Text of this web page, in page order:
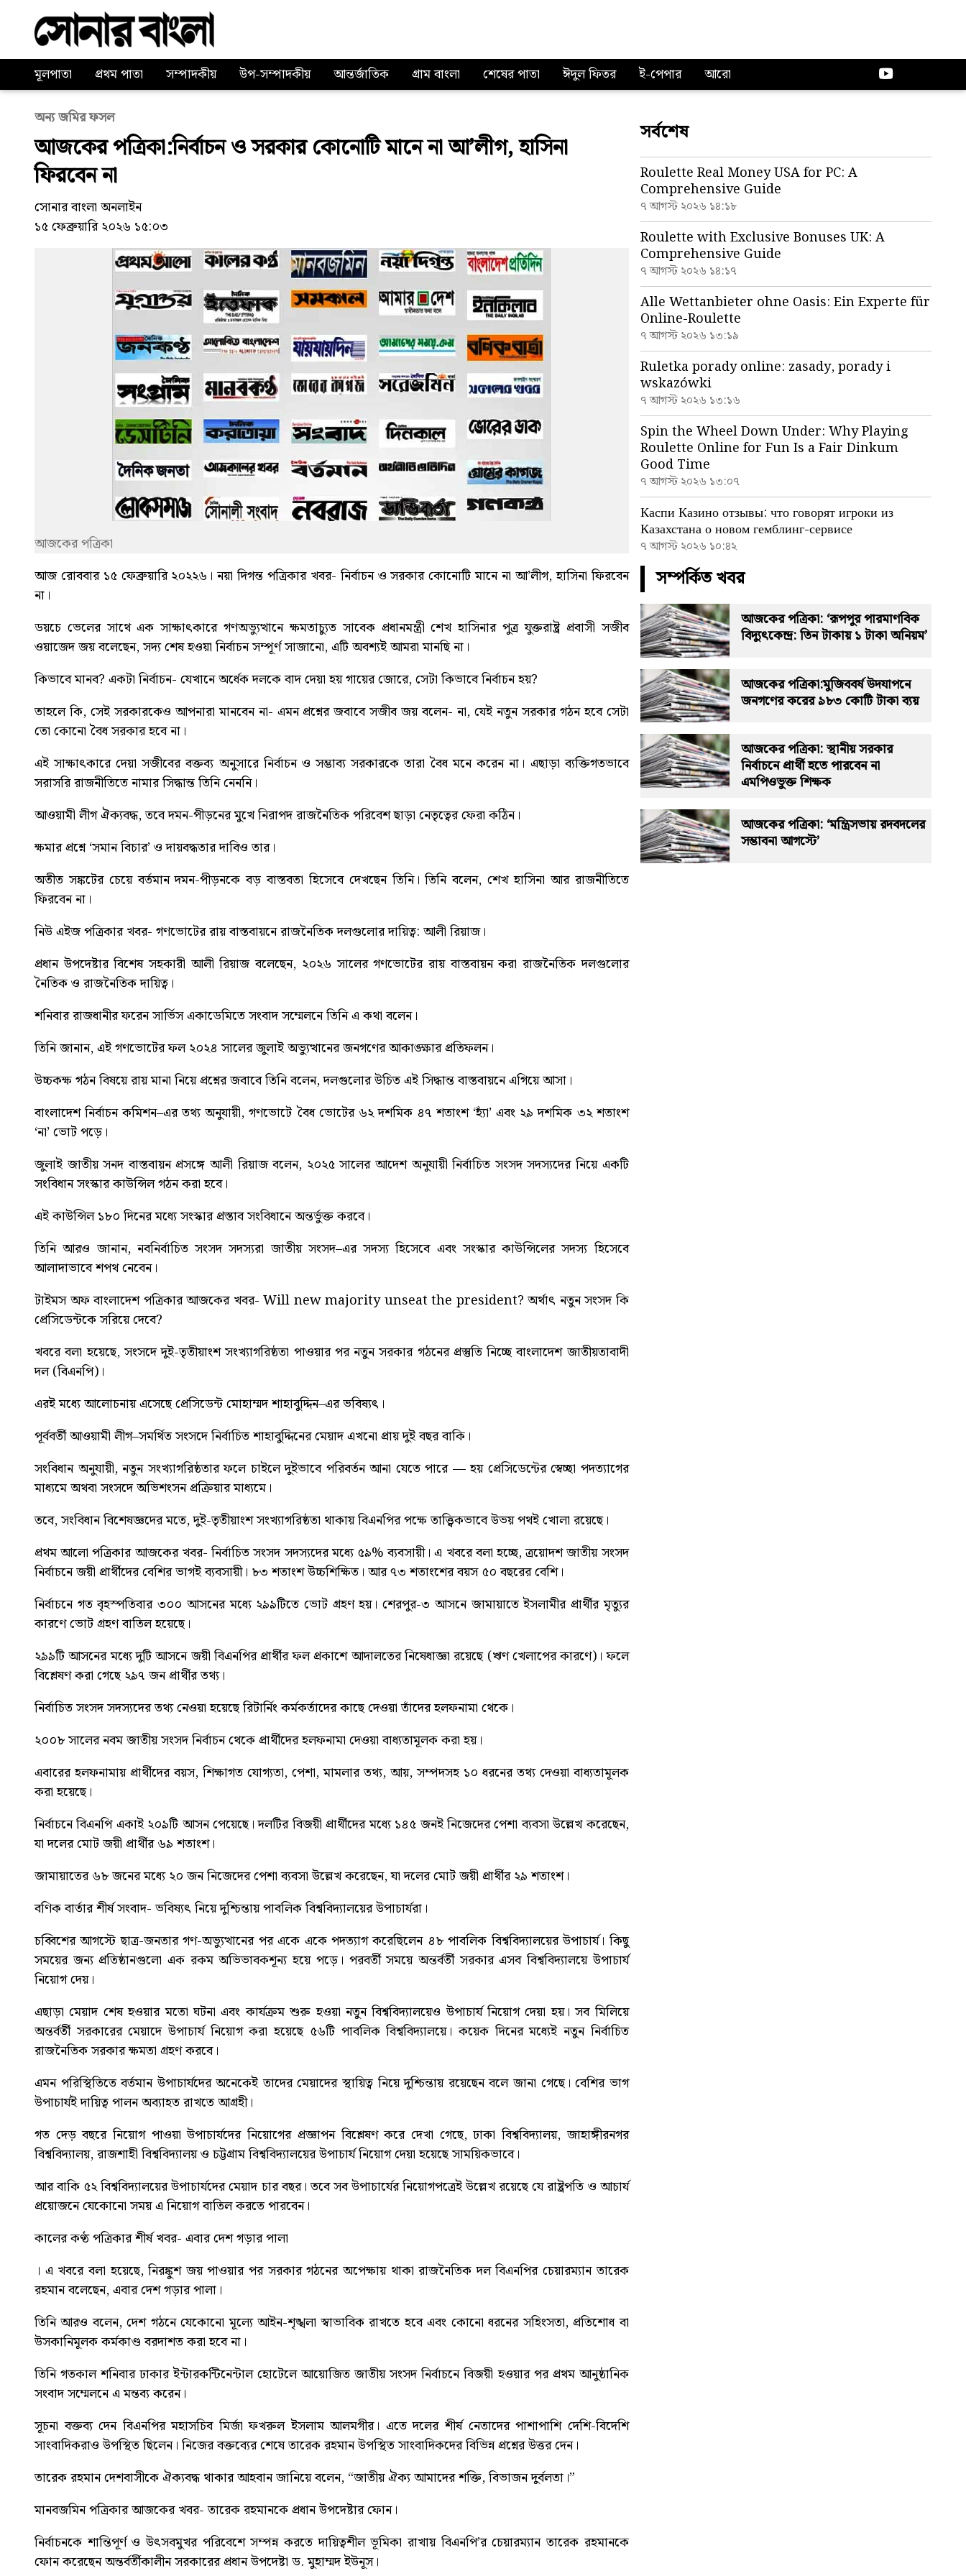
মূলপাতা প্রথম পাতা সম্পাদকীয় উপ-সম্পাদকীয় আন্তর্জাতিক গ্রাম বাংলা শেষের পাতা ঈদুল ফিতর ই-পেপার আরো
অন্য জমির ফসল
আজকের পত্রিকা:নির্বাচন ও সরকার কোনোটি মানে না আ’লীগ, হাসিনা
ফিরবেন না
সোনার বাংলা অনলাইন
১৫ ফেব্রুয়ারি ২০২৬ ১৫:০৩
আজকের পত্রিকা
আজ রোববার ১৫ ফেব্রুয়ারি ২০২২৬। নয়া দিগন্ত পত্রিকার খবর- নির্বাচন ও সরকার কোনোটি মানে না আ’লীগ, হাসিনা ফিরবেন
না।
ডয়চে ভেলের সাথে এক সাক্ষাৎকারে গণঅভ্যুত্থানে ক্ষমতাচ্যুত সাবেক প্রধানমন্ত্রী শেখ হাসিনার পুত্র যুক্তরাষ্ট্র প্রবাসী সজীব
ওয়াজেদ জয় বলেছেন, সদ্য শেষ হওয়া নির্বাচন সম্পূর্ণ সাজানো, এটি অবশ্যই আমরা মানছি না।
কিভাবে মানব? একটা নির্বাচন- যেখানে অর্ধেক দলকে বাদ দেয়া হয় গায়ের জোরে, সেটা কিভাবে নির্বাচন হয়?
তাহলে কি, সেই সরকারকেও আপনারা মানবেন না- এমন প্রশ্নের জবাবে সজীব জয় বলেন- না, যেই নতুন সরকার গঠন হবে সেটা
তো কোনো বৈধ সরকার হবে না।
এই সাক্ষাৎকারে দেয়া সজীবের বক্তব্য অনুসারে নির্বাচন ও সম্ভাব্য সরকারকে তারা বৈধ মনে করেন না। এছাড়া ব্যক্তিগতভাবে
সরাসরি রাজনীতিতে নামার সিদ্ধান্ত তিনি নেননি।
আওয়ামী লীগ ঐক্যবদ্ধ, তবে দমন-পীড়নের মুখে নিরাপদ রাজনৈতিক পরিবেশ ছাড়া নেতৃত্বের ফেরা কঠিন।
ক্ষমার প্রশ্নে ‘সমান বিচার’ ও দায়বদ্ধতার দাবিও তার।
অতীত সঙ্কটের চেয়ে বর্তমান দমন-পীড়নকে বড় বাস্তবতা হিসেবে দেখছেন তিনি। তিনি বলেন, শেখ হাসিনা আর রাজনীতিতে
ফিরবেন না।
নিউ এইজ পত্রিকার খবর- গণভোটের রায় বাস্তবায়নে রাজনৈতিক দলগুলোর দায়িত্ব: আলী রিয়াজ।
প্রধান উপদেষ্টার বিশেষ সহকারী আলী রিয়াজ বলেছেন, ২০২৬ সালের গণভোটের রায় বাস্তবায়ন করা রাজনৈতিক দলগুলোর
নৈতিক ও রাজনৈতিক দায়িত্ব।
শনিবার রাজধানীর ফরেন সার্ভিস একাডেমিতে সংবাদ সম্মেলনে তিনি এ কথা বলেন।
তিনি জানান, এই গণভোটের ফল ২০২৪ সালের জুলাই অভ্যুত্থানের জনগণের আকাঙ্ক্ষার প্রতিফলন।
উচ্চকক্ষ গঠন বিষয়ে রায় মানা নিয়ে প্রশ্নের জবাবে তিনি বলেন, দলগুলোর উচিত এই সিদ্ধান্ত বাস্তবায়নে এগিয়ে আসা।
বাংলাদেশ নির্বাচন কমিশন–এর তথ্য অনুযায়ী, গণভোটে বৈধ ভোটের ৬২ দশমিক ৪৭ শতাংশ ‘হ্যাঁ’ এবং ২৯ দশমিক ৩২ শতাংশ
‘না’ ভোট পড়ে।
জুলাই জাতীয় সনদ বাস্তবায়ন প্রসঙ্গে আলী রিয়াজ বলেন, ২০২৫ সালের আদেশ অনুযায়ী নির্বাচিত সংসদ সদস্যদের নিয়ে একটি
সংবিধান সংস্কার কাউন্সিল গঠন করা হবে।
এই কাউন্সিল ১৮০ দিনের মধ্যে সংস্কার প্রস্তাব সংবিধানে অন্তর্ভুক্ত করবে।
তিনি আরও জানান, নবনির্বাচিত সংসদ সদস্যরা জাতীয় সংসদ–এর সদস্য হিসেবে এবং সংস্কার কাউন্সিলের সদস্য হিসেবে
আলাদাভাবে শপথ নেবেন।
টাইমস অফ বাংলাদেশ পত্রিকার আজকের খবর-Will new majority unseat the president?অর্থাৎ নতুন সংসদ কি
প্রেসিডেন্টকে সরিয়ে দেবে?
খবরে বলা হয়েছে, সংসদে দুই-তৃতীয়াংশ সংখ্যাগরিষ্ঠতা পাওয়ার পর নতুন সরকার গঠনের প্রস্তুতি নিচ্ছে বাংলাদেশ জাতীয়তাবাদী
দল (বিএনপি)।
এরই মধ্যে আলোচনায় এসেছে প্রেসিডেন্ট মোহাম্মদ শাহাবুদ্দিন–এর ভবিষ্যৎ।
পূর্ববর্তী আওয়ামী লীগ–সমর্থিত সংসদে নির্বাচিত শাহাবুদ্দিনের মেয়াদ এখনো প্রায় দুই বছর বাকি।
সংবিধান অনুযায়ী, নতুন সংখ্যাগরিষ্ঠতার ফলে চাইলে দুইভাবে পরিবর্তন আনা যেতে পারে — হয় প্রেসিডেন্টের স্বেচ্ছা পদত্যাগের
মাধ্যমে অথবা সংসদে অভিশংসন প্রক্রিয়ার মাধ্যমে।
তবে, সংবিধান বিশেষজ্ঞদের মতে, দুই-তৃতীয়াংশ সংখ্যাগরিষ্ঠতা থাকায় বিএনপির পক্ষে তাত্ত্বিকভাবে উভয় পথই খোলা রয়েছে।
প্রথম আলো পত্রিকার আজকের খবর-নির্বাচিত সংসদ সদস্যদের মধ্যে ৫৯% ব্যবসায়ী। এ খবরে বলা হচ্ছে, ত্রয়োদশ জাতীয় সংসদ
নির্বাচনে জয়ী প্রার্থীদের বেশির ভাগই ব্যবসায়ী। ৮৩ শতাংশ উচ্চশিক্ষিত। আর ৭৩ শতাংশের বয়স ৫০ বছরের বেশি।
নির্বাচনে গত বৃহস্পতিবার ৩০০ আসনের মধ্যে ২৯৯টিতে ভোট গ্রহণ হয়। শেরপুর-৩ আসনে জামায়াতে ইসলামীর প্রার্থীর মৃত্যুর
কারণে ভোট গ্রহণ বাতিল হয়েছে।
২৯৯টি আসনের মধ্যে দুটি আসনে জয়ী বিএনপির প্রার্থীর ফল প্রকাশে আদালতের নিষেধাজ্ঞা রয়েছে (ঋণ খেলাপের কারণে)। ফলে
বিশ্লেষণ করা গেছে ২৯৭ জন প্রার্থীর তথ্য।
নির্বাচিত সংসদ সদস্যদের তথ্য নেওয়া হয়েছে রিটার্নিং কর্মকর্তাদের কাছে দেওয়া তাঁদের হলফনামা থেকে।
২০০৮ সালের নবম জাতীয় সংসদ নির্বাচন থেকে প্রার্থীদের হলফনামা দেওয়া বাধ্যতামূলক করা হয়।
এবারের হলফনামায় প্রার্থীদের বয়স, শিক্ষাগত যোগ্যতা, পেশা, মামলার তথ্য, আয়, সম্পদসহ ১০ ধরনের তথ্য দেওয়া বাধ্যতামূলক
করা হয়েছে।
নির্বাচনে বিএনপি একাই ২০৯টি আসন পেয়েছে। দলটির বিজয়ী প্রার্থীদের মধ্যে ১৪৫ জনই নিজেদের পেশা ব্যবসা উল্লেখ করেছেন,
যা দলের মোট জয়ী প্রার্থীর ৬৯ শতাংশ।
জামায়াতের ৬৮ জনের মধ্যে ২০ জন নিজেদের পেশা ব্যবসা উল্লেখ করেছেন, যা দলের মোট জয়ী প্রার্থীর ২৯ শতাংশ।
বণিক বার্তার শীর্ষ সংবাদ- ভবিষ্যৎ নিয়ে দুশ্চিন্তায় পাবলিক বিশ্ববিদ্যালয়ের উপাচার্যরা ।
চব্বিশের আগস্টে ছাত্র-জনতার গণ-অভ্যুত্থানের পর একে একে পদত্যাগ করেছিলেন ৪৮ পাবলিক বিশ্ববিদ্যালয়ের উপাচার্য। কিছু
সময়ের জন্য প্রতিষ্ঠানগুলো এক রকম অভিভাবকশূন্য হয়ে পড়ে। পরবর্তী সময়ে অন্তর্বর্তী সরকার এসব বিশ্ববিদ্যালয়ে উপাচার্য
নিয়োগ দেয়।
এছাড়া মেয়াদ শেষ হওয়ার মতো ঘটনা এবং কার্যক্রম শুরু হওয়া নতুন বিশ্ববিদ্যালয়েও উপাচার্য নিয়োগ দেয়া হয়। সব মিলিয়ে
অন্তর্বর্তী সরকারের মেয়াদে উপাচার্য নিয়োগ করা হয়েছে ৫৬টি পাবলিক বিশ্ববিদ্যালয়ে। কয়েক দিনের মধ্যেই নতুন নির্বাচিত
রাজনৈতিক সরকার ক্ষমতা গ্রহণ করবে।
এমন পরিস্থিতিতে বর্তমান উপাচার্যদের অনেকেই তাদের মেয়াদের স্থায়িত্ব নিয়ে দুশ্চিন্তায় রয়েছেন বলে জানা গেছে। বেশির ভাগ
উপাচার্যই দায়িত্ব পালন অব্যাহত রাখতে আগ্রহী।
গত দেড় বছরে নিয়োগ পাওয়া উপাচার্যদের নিয়োগের প্রজ্ঞাপন বিশ্লেষণ করে দেখা গেছে, ঢাকা বিশ্ববিদ্যালয়, জাহাঙ্গীরনগর
বিশ্ববিদ্যালয়, রাজশাহী বিশ্ববিদ্যালয় ও চট্টগ্রাম বিশ্ববিদ্যালয়ের উপাচার্য নিয়োগ দেয়া হয়েছে সাময়িকভাবে।
আর বাকি ৫২ বিশ্ববিদ্যালয়ের উপাচার্যদের মেয়াদ চার বছর। তবে সব উপাচার্যের নিয়োগপত্রেই উল্লেখ রয়েছে যে রাষ্ট্রপতি ও আচার্য
প্রয়োজনে যেকোনো সময় এ নিয়োগ বাতিল করতে পারবেন।
কালের কণ্ঠ পত্রিকার শীর্ষ খবর- এবার দেশ গড়ার পালা
। এ খবরে বলা হয়েছে, নিরঙ্কুশ জয় পাওয়ার পর সরকার গঠনের অপেক্ষায় থাকা রাজনৈতিক দল বিএনপির চেয়ারম্যান তারেক
রহমান বলেছেন, এবার দেশ গড়ার পালা।
তিনি আরও বলেন, দেশ গঠনে যেকোনো মূল্যে আইন-শৃঙ্খলা স্বাভাবিক রাখতে হবে এবং কোনো ধরনের সহিংসতা, প্রতিশোধ বা
উসকানিমূলক কর্মকাণ্ড বরদাশত করা হবে না।
তিনি গতকাল শনিবার ঢাকার ইন্টারকন্টিনেন্টাল হোটেলে আয়োজিত জাতীয় সংসদ নির্বাচনে বিজয়ী হওয়ার পর প্রথম আনুষ্ঠানিক
সংবাদ সম্মেলনে এ মন্তব্য করেন।
সূচনা বক্তব্য দেন বিএনপির মহাসচিব মির্জা ফখরুল ইসলাম আলমগীর। এতে দলের শীর্ষ নেতাদের পাশাপাশি দেশি-বিদেশি
সাংবাদিকরাও উপস্থিত ছিলেন। নিজের বক্তব্যের শেষে তারেক রহমান উপস্থিত সাংবাদিকদের বিভিন্ন প্রশ্নের উত্তর দেন।
তারেক রহমান দেশবাসীকে ঐক্যবদ্ধ থাকার আহবান জানিয়ে বলেন, “জাতীয় ঐক্য আমাদের শক্তি, বিভাজন দুর্বলতা।”
মানবজমিন পত্রিকার আজকের খবর-তারেক রহমানকে প্রধান উপদেষ্টার ফোন।
নির্বাচনকে শান্তিপূর্ণ ও উৎসবমুখর পরিবেশে সম্পন্ন করতে দায়িত্বশীল ভূমিকা রাখায় বিএনপি’র চেয়ারম্যান তারেক রহমানকে
ফোন করেছেন অন্তর্বর্তীকালীন সরকারের প্রধান উপদেষ্টা ড. মুহাম্মদ ইউনূস।
সর্বশেষ
Roulette Real Money USA for PC: A
Comprehensive Guide
৭ আগস্ট ২০২৬ ১৪:১৮
Roulette with Exclusive Bonuses UK: A
Comprehensive Guide
৭ আগস্ট ২০২৬ ১৪:১৭
Alle Wettanbieter ohne Oasis: Ein Experte für
Online-Roulette
৭ আগস্ট ২০২৬ ১৩:১৯
Ruletka porady online: zasady, porady i
wskazówki
৭ আগস্ট ২০২৬ ১৩:১৬
Spin the Wheel Down Under: Why Playing
Roulette Online for Fun Is a Fair Dinkum
Good Time
৭ আগস্ট ২০২৬ ১৩:০৭
Каспи Казино отзывы: что говорят игроки из
Казахстана о новом гемблинг-сервисе
৭ আগস্ট ২০২৬ ১০:৪২
সম্পর্কিত খবর
আজকের পত্রিকা: ‘রূপপুর পারমাণবিক
বিদ্যুৎকেন্দ্র: তিন টাকায় ১ টাকা অনিয়ম’
আজকের পত্রিকা:মুজিববর্ষ উদযাপনে
জনগণের করের ৯৮৩ কোটি টাকা ব্যয়
আজকের পত্রিকা: স্থানীয় সরকার
নির্বাচনে প্রার্থী হতে পারবেন না
এমপিওভুক্ত শিক্ষক
আজকের পত্রিকা: ‘মন্ত্রিসভায় রদবদলের
সম্ভাবনা আগস্টে’